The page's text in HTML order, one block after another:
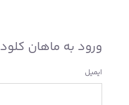
ورود به ماهان کلود
ایمیل